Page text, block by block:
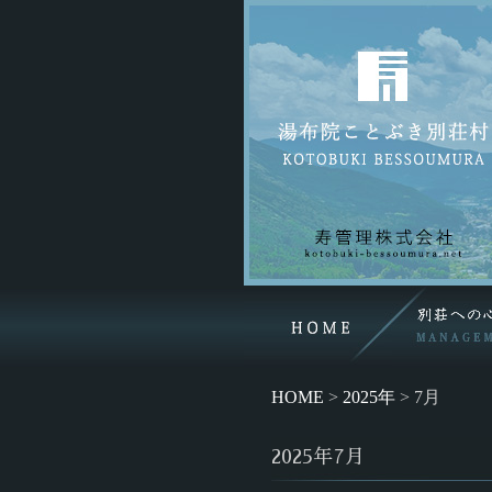
HOME > 2025年 > 7月
2025年7月